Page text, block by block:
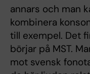
annars och man
kombinera
till exempel. Det
börjar på MST.
mot svensk